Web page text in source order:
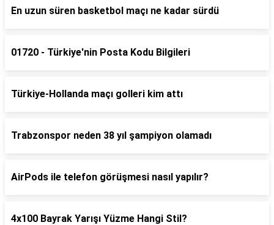
En uzun süren basketbol maçı ne kadar sürdü
01720 - Türkiye'nin Posta Kodu Bilgileri
Türkiye-Hollanda maçı golleri kim attı
Trabzonspor neden 38 yıl şampiyon olamadı
AirPods ile telefon görüşmesi nasıl yapılır?
4x100 Bayrak Yarışı Yüzme Hangi Stil?